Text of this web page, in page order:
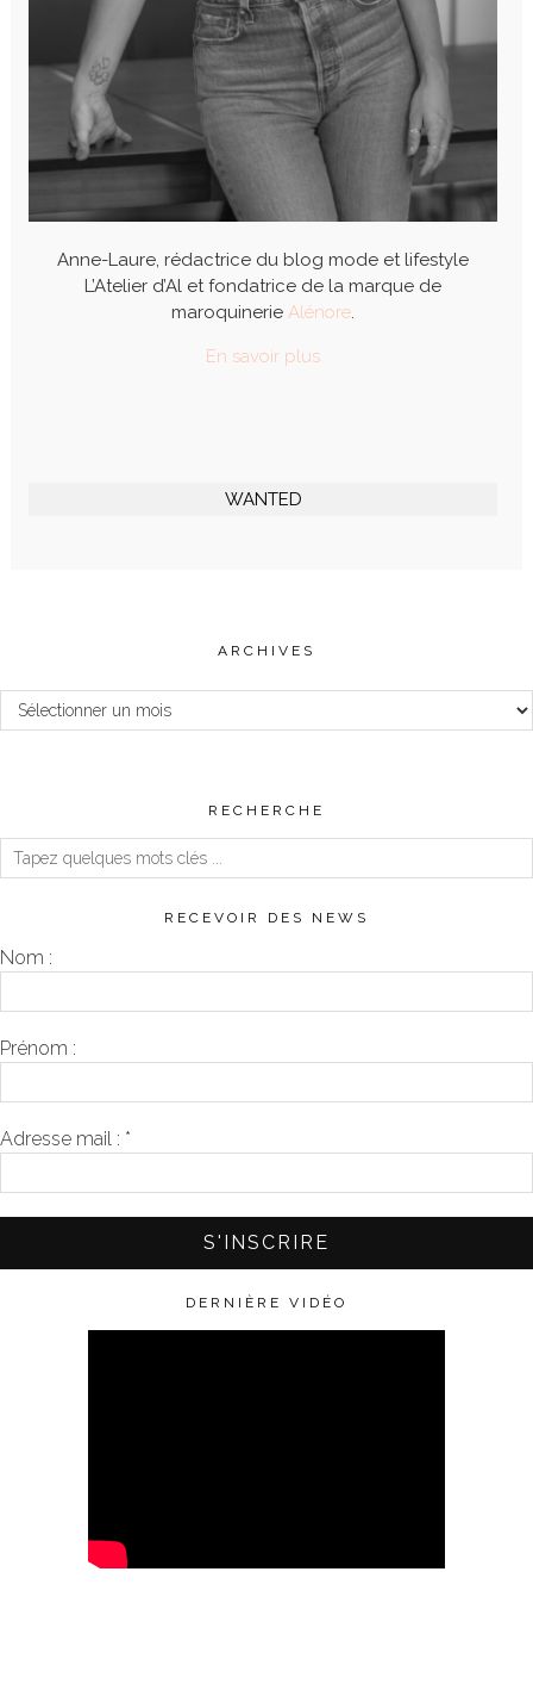
Anne-Laure, rédactrice du blog mode et lifestyle
L’Atelier d’Al et fondatrice de la marque de
maroquinerie Alénore.
En savoir plus
WANTED
ARCHIVES
Archives
RECHERCHE
RECEVOIR DES NEWS
Nom :
Prénom :
Adresse mail : *
DERNIÈRE VIDÉO